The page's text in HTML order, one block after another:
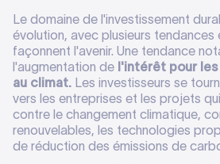
Le domaine de l'investissement
évolution, avec plusieurs tendances
façonnent l'avenir. Une tendance
l'augmentation de l'intérêt pour
au climat. Les investisseurs se
vers les entreprises et les projets
contre le changement climatique,
renouvelables, les technologies
de réduction des émissions de